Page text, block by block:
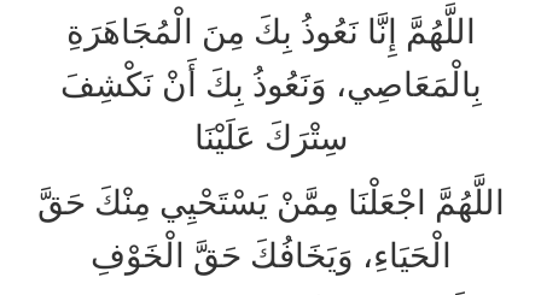
اللَّهُمَّ إِنَّا نَعُوذُ بِكَ مِنَ الْمُجَاهَرَةِ
بِالْمَعَاصِي، وَنَعُوذُ بِكَ أَنْ نَكْشِفَ
سِتْرَكَ عَلَيْنَا
اللَّهُمَّ اجْعَلْنَا مِمَّنْ يَسْتَحْيِي مِنْكَ حَقَّ
الْحَيَاءِ، وَيَخَافُكَ حَقَّ الْخَوْفِ